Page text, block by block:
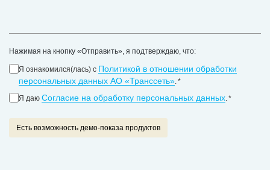
Нажимая на кнопку «Отправить», я подтверждаю, что:
Я ознакомился(лась) с Политикой в отношении обработки
персональных данных АО «Транссеть».
Я даю Согласие на обработку персональных данных.
Есть возможность демо-показа продуктов